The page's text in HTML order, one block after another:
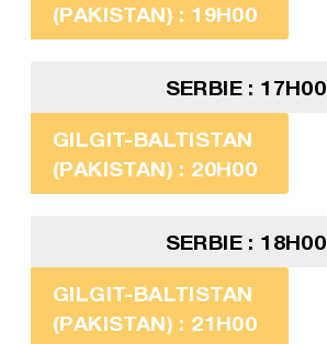
(PAKISTAN) : 19H00
SERBIE : 17H00
GILGIT-BALTISTAN
(PAKISTAN) : 20H00
SERBIE : 18H00
GILGIT-BALTISTAN
(PAKISTAN) : 21H00